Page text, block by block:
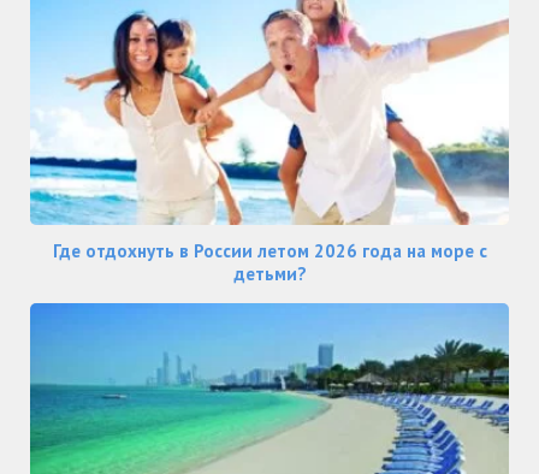
Где отдохнуть в России летом 2026 года на море с
детьми?